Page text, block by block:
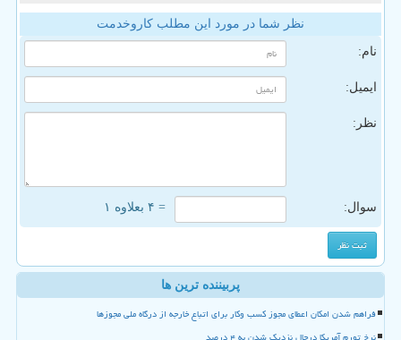
نظر شما در مورد این مطلب کاروخدمت
نام:
ایمیل:
نظر:
سوال: = ۴ بعلاوه ۱
پربیننده ترین ها
فراهم شدن امکان اعطای مجوز کسب وکار برای اتباع خارجه از درگاه ملی مجوزها